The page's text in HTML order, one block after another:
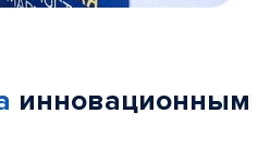
инновационным